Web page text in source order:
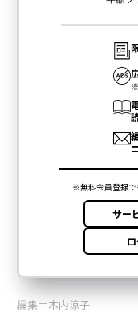
編集＝木内涼子